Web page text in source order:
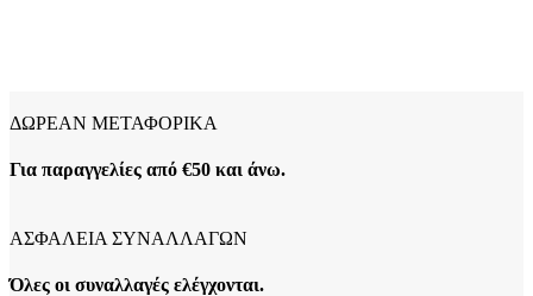
ΔΩΡΕΑΝ ΜΕΤΑΦΟΡΙΚΑ
Για παραγγελίες από €50 και άνω.
ΑΣΦΑΛΕΙΑ ΣΥΝΑΛΛΑΓΩΝ
Όλες οι συναλλαγές ελέγχονται.